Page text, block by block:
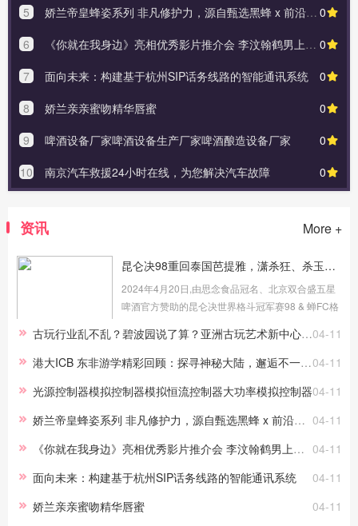
0
5
娇兰帝皇蜂姿系列 非凡修护力，源自甄选黑蜂 x 前沿科技
0
6
《你就在我身边》亮相优秀影片推介会 李汶翰鹤男上演青春暗恋心事
0
7
面向未来：构建基于杭州SIP话务线路的智能通讯系统
0
8
娇兰亲亲蜜吻精华唇蜜
0
9
啤酒设备厂家啤酒设备生产厂家啤酒酿造设备厂家
0
10 南京汽车救援24小时在线，为您解决汽车故障
资讯 More +
昆仑决98重回泰国芭提雅，潇杀狂、杀玉狼两大传奇泰拳王领衔出征！
2024年4月20日,由思念食品冠名、北京双合盛五星
啤酒官方赞助的昆仑决世界格斗冠军赛98 & 蝉FC格
Thai Stadium Pattaya 场馆举办,本次赛事由昆仑决
和蝉FC冠军赛联合主办。...
04-11
古玩行业乱不乱？碧波园说了算？亚洲古玩艺术新中心？#燚境文化
04-11
港大ICB 东非游学精彩回顾：探寻神秘大陆，邂逅不一样的自己
04-11
光源控制器模拟控制器模拟恒流控制器大功率模拟控制器
04-11
娇兰帝皇蜂姿系列 非凡修护力，源自甄选黑蜂 x 前沿科技
04-11
《你就在我身边》亮相优秀影片推介会 李汶翰鹤男上演青春暗恋心事
04-11
面向未来：构建基于杭州SIP话务线路的智能通讯系统
04-11
娇兰亲亲蜜吻精华唇蜜